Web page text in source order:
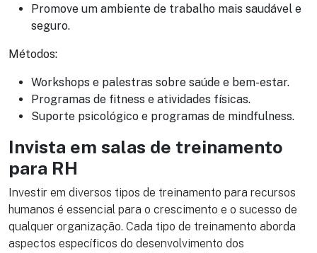
Promove um ambiente de trabalho mais saudável e
seguro.
Métodos:
Workshops e palestras sobre saúde e bem-estar.
Programas de fitness e atividades físicas.
Suporte psicológico e programas de mindfulness.
Invista em salas de treinamento
para RH
Investir em diversos tipos de treinamento para recursos
humanos é essencial para o crescimento e o sucesso de
qualquer organização. Cada tipo de treinamento aborda
aspectos específicos do desenvolvimento dos